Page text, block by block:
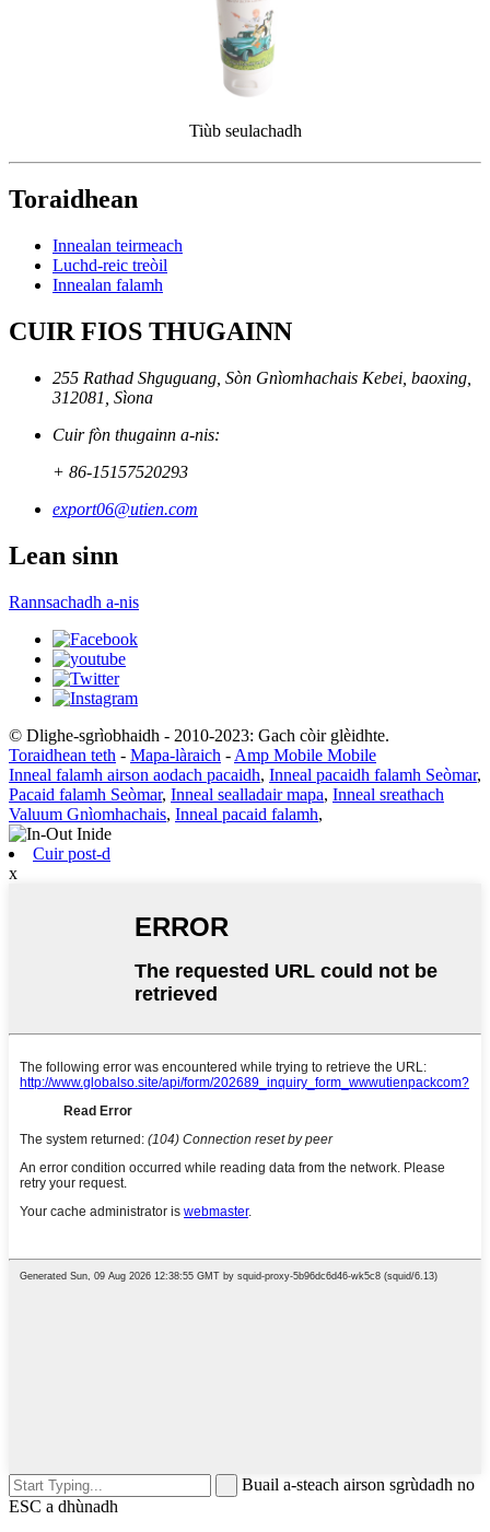
Tiùb seulachadh
Toraidhean
Innealan teirmeach
Luchd-reic treòil
Innealan falamh
CUIR FIOS THUGAINN
255 Rathad Shguguang, Sòn Gnìomhachais Kebei, baoxing,
312081, Sìona
Cuir fòn thugainn a-nis:
+ 86-15157520293
export06@utien.com
Lean sinn
Rannsachadh a-nis
© Dlighe-sgrìobhaidh - 2010-2023: Gach còir glèidhte.
Toraidhean teth - Mapa-làraich - Amp Mobile Mobile
Inneal falamh airson aodach pacaidh, Inneal pacaidh falamh Seòmar,
Pacaid falamh Seòmar, Inneal sealladair mapa, Inneal sreathach
Valuum Gnìomhachais, Inneal pacaid falamh,
Cuir post-d
x
Buail a-steach airson sgrùdadh no
ESC a dhùnadh